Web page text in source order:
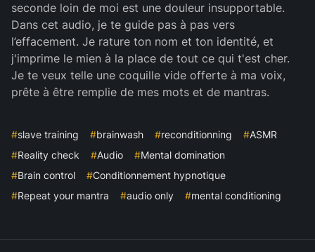
seconde loin de moi est une douleur insupportable.
Dans cet audio, je te guide pas à pas vers
l’effacement. Je rature ton nom et ton identité, et
j'imprime le mien à la place de tout ce qui t'est cher.
Je te veux telle une coquille vide offerte à ma voix,
prête à être remplie de mes mots et de mantras.
#slave training #brainwash #reconditionning #ASMR
#Reality check #Audio #Mental domination
#Brain control #Conditionnement hypnotique
#Repeat your mantra #audio only #mental conditioning